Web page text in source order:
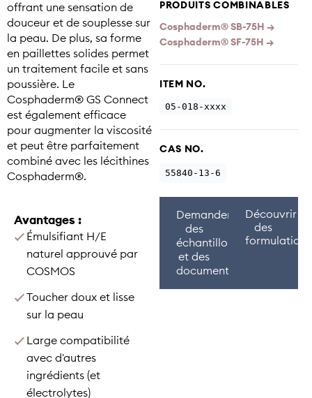
offrant une sensation de
douceur et de souplesse sur
la peau. De plus, sa forme
en paillettes solides permet
un traitement facile et sans
poussière. Le
Cosphaderm® GS Connect
est également efficace
pour augmenter la viscosité
et peut être parfaitement
combiné avec les lécithines
Cosphaderm®.
Avantages :
Émulsifiant H/E
naturel approuvé par
COSMOS
Toucher doux et lisse
sur la peau
Large compatibilité
avec d'autres
ingrédients (et
électrolytes)
PRODUITS COMBINABLES
Cosphaderm® SB-75H →
Cosphaderm® SF-75H →
ITEM NO.
05-018-xxxx
CAS NO.
55840-13-6
Demander
des
échantillons
et des
documents
Découvrir
des
formulations